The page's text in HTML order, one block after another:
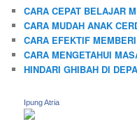
CARA CEPAT BELAJAR
CARA MUDAH ANAK
CARA EFEKTIF
CARA MENGETAHUI
HINDARI GHIBAH DI
Ipung Atria